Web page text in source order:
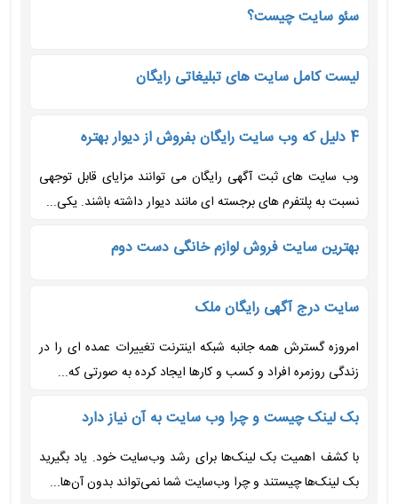
سئو سایت چیست؟
لیست کامل سایت های تبلیغاتی رایگان
4 دلیل که وب سایت رایگان بفروش از دیوار بهتره
وب سایت های ثبت آگهی رایگان می توانند مزایای قابل توجهی
نسبت به پلتفرم های برجسته ای مانند دیوار داشته باشند. یکی...
بهترین سایت فروش لوازم خانگی دست دوم
سایت درج آگهی رایگان ملک
امروزه گسترش همه جانبه شبکه اینترنت تغییرات عمده ای را در
زندگی روزمره افراد و کسب و کارها ایجاد کرده به صورتی که...
بک لینک چیست و چرا وب سایت به آن نیاز دارد
با کشف اهمیت بک لینک‌ها برای رشد وب‌سایت خود. یاد بگیرید
بک لینک‌ها چیستند و چرا وب‌سایت شما نمی‌تواند بدون آن‌ها...